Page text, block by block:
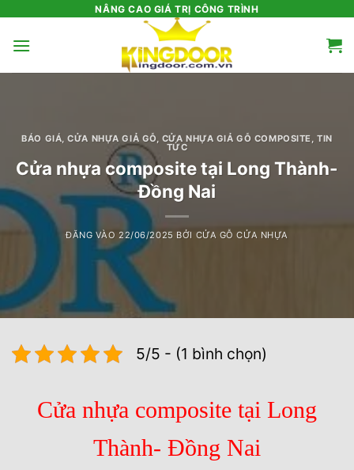
nội
NÂNG CAO GIÁ TRỊ CÔNG TRÌNH
BÁO GIÁ,CỬA NHỰA GIẢ GỖ, CỬA NHỰA GIẢ GỖ COMPOSITE, TIN
TỨC
Cửa nhựa composite tại Long Thành-
Đồng Nai
ĐĂNG VÀO 22/06/2025 BỞI CỬA GỖ CỬA NHỰA
5/5 - (1 bình chọn)
Cửa nhựa composite tại Long
Thành- Đồng Nai